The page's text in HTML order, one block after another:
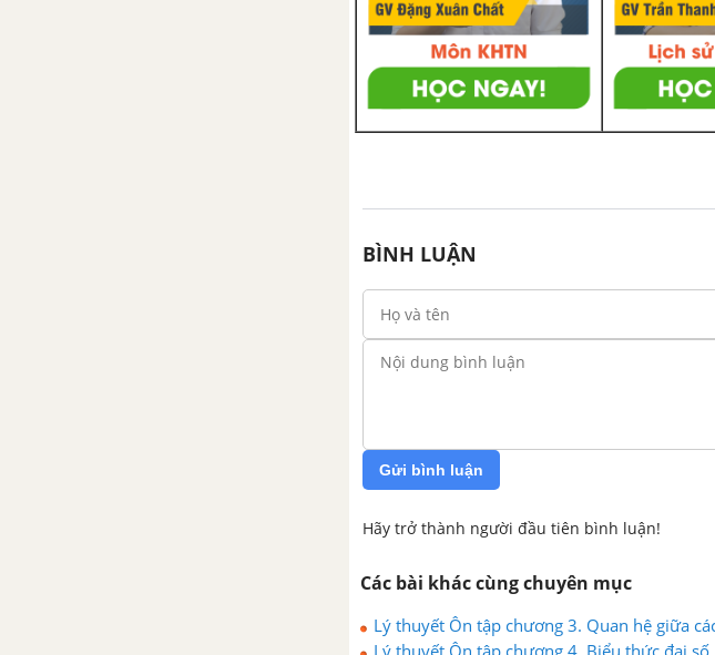
BÌNH LUẬN
Gửi bình luận
Hãy trở thành người đầu tiên bình luận!
Các bài khác cùng chuyên mục
Lý thuyết Ôn tập chương 3. Quan hệ giữa